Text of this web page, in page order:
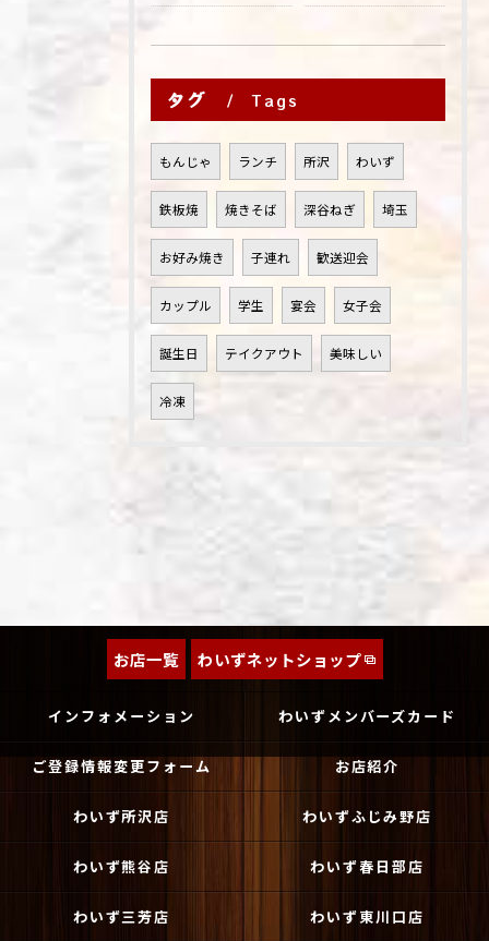
タグ Tags
もんじゃ ランチ 所沢 わいず
鉄板焼 焼きそば 深谷ねぎ 埼玉
お好み焼き 子連れ 歓送迎会
カップル 学生 宴会 女子会
誕生日 テイクアウト 美味しい
冷凍
お店一覧 わいずネットショップ
インフォメーション わいずメンバーズカード
ご登録情報変更フォーム お店紹介
わいず所沢店 わいずふじみ野店
わいず熊谷店 わいず春日部店
わいず三芳店 わいず東川口店